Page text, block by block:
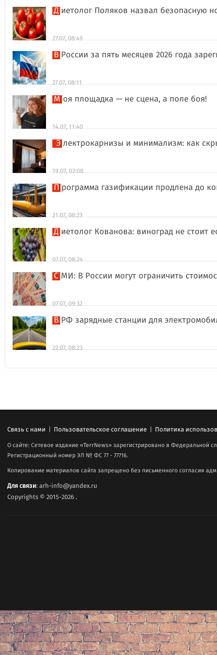
Диетолог Поляков назвал безопасную
27.07, 08:49
В России за пять месяцев 2026 года
27.07, 08:11
Моя площадка — не сцена, а поле боя!
14.07, 11:40
Электрокарнизы и минимализм: как
19.07, 02:08
Программа газификации продлена до
21.07, 08:23
Диетолог Кованова: виноград не стоит
07.07, 08:24
СМИ: В России могут ограничить
07.07, 09:32
В РФ зарядные станции для
22.07, 08:23
Связь с нами | Пользовательское соглашение | Политика
О сайте: Сетевое издание «TerrNews» зарегистрировано в Федеральной
Регистрационный номер ЭЛ № ФС 77 - 77716.
Копирование материалов сайта запрещено без письменного согласия
Для связи: arh-info@yandex.ru
Copyrights © 2015-2026.